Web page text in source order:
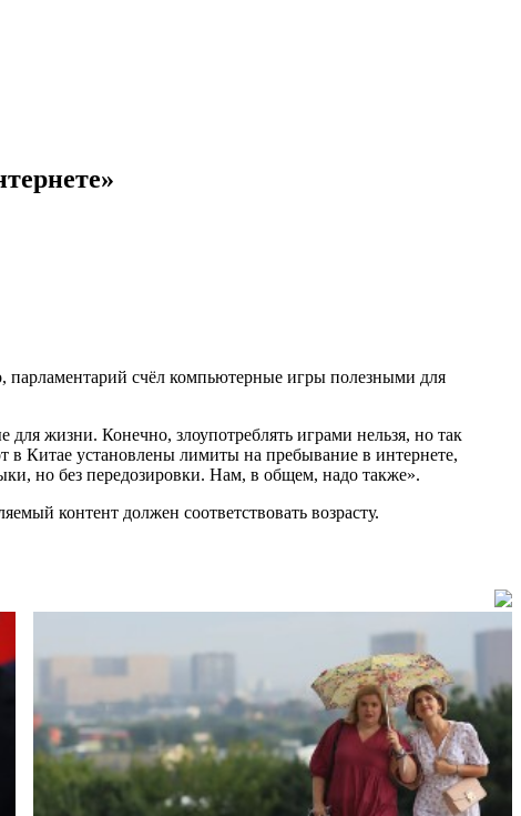
парламентарий счёл компьютерные игры полезными для
жизни. Конечно, злоупотреблять играми нельзя, но так
в Китае установлены лимиты на пребывание в интернете,
но без передозировки. Нам, в общем, надо также».
контент должен соответствовать возрасту.